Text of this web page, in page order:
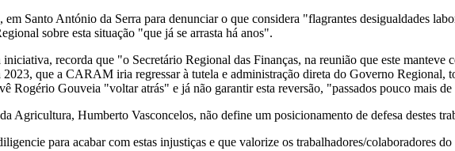
em Santo António da Serra para denunciar o que considera "flagrantes desigualdades
sobre esta situação "que já se arrasta há anos".
recorda que "o Secretário Regional das Finanças, na reunião que este
que a CARAM iria regressar à tutela e administração direta do Governo Regional,
Rogério Gouveia "voltar atrás" e já não garantir esta reversão, "passados pouco mais de
Agricultura, Humberto Vasconcelos, não define um posicionamento de defesa destes
para acabar com estas injustiças e que valorize os trabalhadores/colaboradores